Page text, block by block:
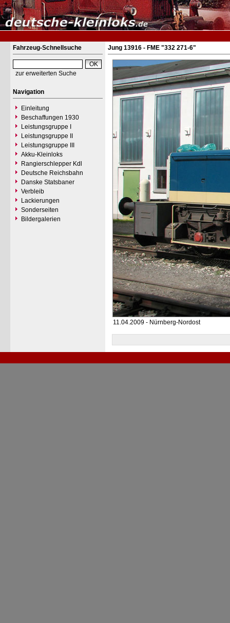
Fahrzeug-Schnellsuche
zur erweiterten Suche
Navigation
Einleitung
Beschaffungen 1930
Leistungsgruppe I
Leistungsgruppe II
Leistungsgruppe III
Akku-Kleinloks
Rangierschlepper Kdl
Deutsche Reichsbahn
Danske Statsbaner
Verbleib
Lackierungen
Sonderseiten
Bildergalerien
Jung 13916 - FME "332 271-6"
11.04.2009 - Nürnberg-Nordost